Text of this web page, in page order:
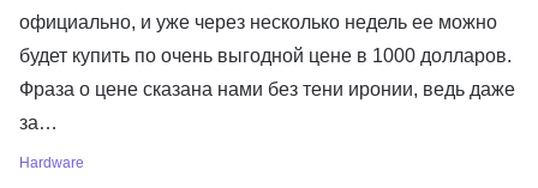
официально, и уже через несколько недель ее можно
будет купить по очень выгодной цене в 1000 долларов.
Фраза о цене сказана нами без тени иронии, ведь даже
за…
Hardware